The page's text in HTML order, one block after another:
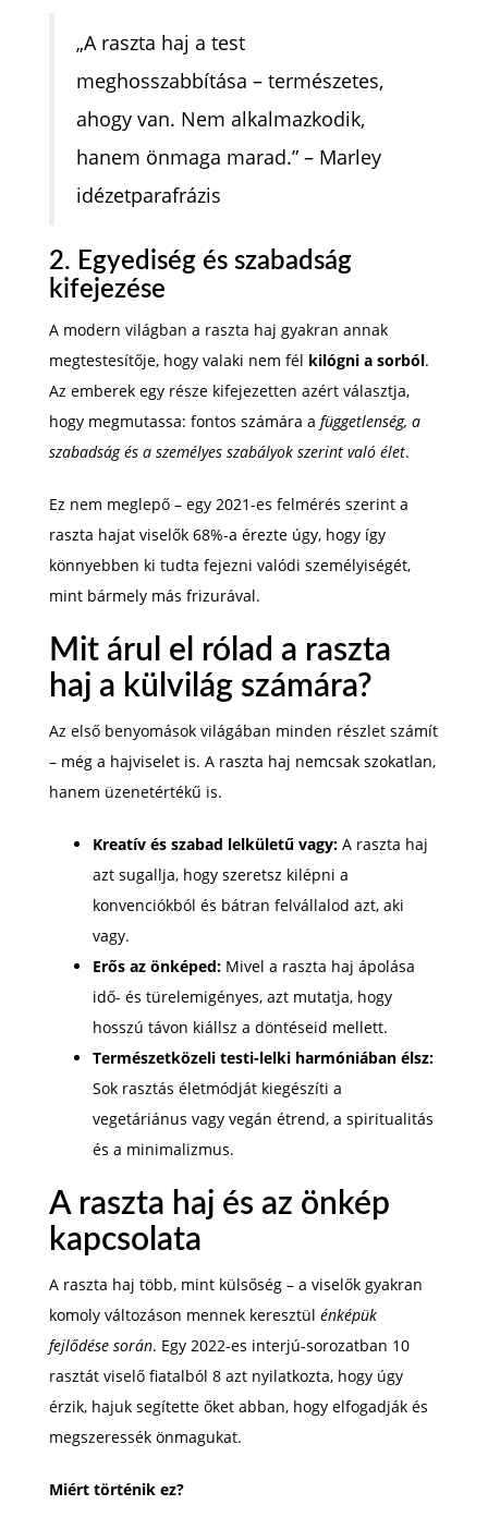
„A raszta haj a test
meghosszabbítása – természetes,
ahogy van. Nem alkalmazkodik,
hanem önmaga marad.” – Marley
idézetparafrázis
2. Egyediség és szabadság
kifejezése
A modern világban a raszta haj gyakran annak
megtestesítője, hogy valaki nem fél kilógni a sorból.
Az emberek egy része kifejezetten azért választja,
hogy megmutassa: fontos számára a függetlenség, a
szabadság és a személyes szabályok szerint való élet.
Ez nem meglepő – egy 2021-es felmérés szerint a
raszta hajat viselők 68%-a érezte úgy, hogy így
könnyebben ki tudta fejezni valódi személyiségét,
mint bármely más frizurával.
Mit árul el rólad a raszta
haj a külvilág számára?
Az első benyomások világában minden részlet számít
– még a hajviselet is. A raszta haj nemcsak szokatlan,
hanem üzenetértékű is.
Kreatív és szabad lelkületű vagy: A raszta haj
azt sugallja, hogy szeretsz kilépni a
konvenciókból és bátran felvállalod azt, aki
vagy.
Erős az önképed: Mivel a raszta haj ápolása
idő- és türelemigényes, azt mutatja, hogy
hosszú távon kiállsz a döntéseid mellett.
Természetközeli testi-lelki harmóniában élsz:
Sok rasztás életmódját kiegészíti a
vegetáriánus vagy vegán étrend, a spiritualitás
és a minimalizmus.
A raszta haj és az önkép
kapcsolata
A raszta haj több, mint külsőség – a viselők gyakran
komoly változáson mennek keresztül énképük
fejlődése során. Egy 2022-es interjú-sorozatban 10
rasztát viselő fiatalból 8 azt nyilatkozta, hogy úgy
érzik, hajuk segítette őket abban, hogy elfogadják és
megszeressék önmagukat.
Miért történik ez?